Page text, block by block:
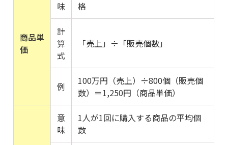
商品単
価
味
格
計
算
式
「売上」÷「販売個数」
例
100万円（売上）÷800個（販売個
数）＝1,250円（商品単価）
意
味
1人が1回に購入する商品の平均個
数